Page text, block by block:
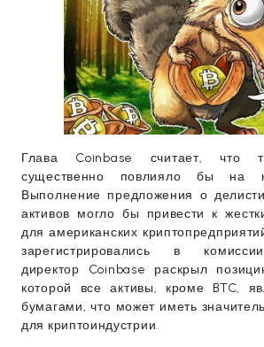
Глава Coinbase считает, что
существенно повлияло бы на
Выполнение предложения о
активов могло бы привести к
для американских
зарегистрировались в
директор Coinbase раскрыл
которой все активы, кроме BTC,
бумагами, что может иметь
для криптоиндустрии.